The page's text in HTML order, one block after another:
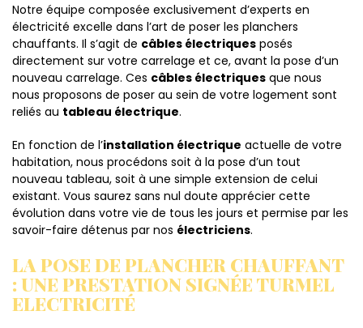
Notre équipe composée exclusivement d’experts en
électricité excelle dans l’art de poser les planchers
chauffants. Il s’agit de câbles électriques posés
directement sur votre carrelage et ce, avant la pose d’un
nouveau carrelage. Ces câbles électriques que nous
nous proposons de poser au sein de votre logement sont
reliés au tableau électrique.
En fonction de l’installation électrique actuelle de votre
habitation, nous procédons soit à la pose d’un tout
nouveau tableau, soit à une simple extension de celui
existant. Vous saurez sans nul doute apprécier cette
évolution dans votre vie de tous les jours et permise par les
savoir-faire détenus par nos électriciens.
LA POSE DE PLANCHER CHAUFFANT
: UNE PRESTATION SIGNÉE TURMEL
ELECTRICITÉ